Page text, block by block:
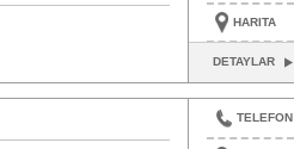
HARITA
DETAYLAR
TELEFON